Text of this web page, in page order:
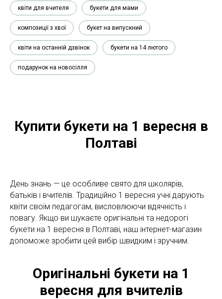
квіти для вчителя букети для мами
композиції з хвої букет на випускний
квіти на останній дзвінок букети на 14 лютого
подарунок на новосілля
Купити букети на 1 вересня в
Полтаві
День знань — це особливе свято для школярів,
батьків і вчителів. Традиційно 1 вересня учні дарують
квіти своїм педагогам, висловлюючи вдячність і
повагу. Якщо ви шукаєте оригінальні та недорогі
букети на 1 вересня в Полтаві, наш інтернет-магазин
допоможе зробити цей вибір швидким і зручним.
Оригінальні букети на 1
вересня для вчителів